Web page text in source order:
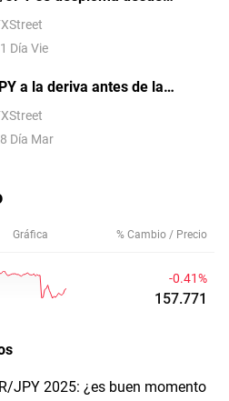
mientras la intervención del
los mercados
Día Vie
a la deriva antes de la
de políticas gemelas del BoJ y
Día Mar
Gráfica % Cambio / Precio
-0.41%
157.771
JPY 2025: ¿es buen momento